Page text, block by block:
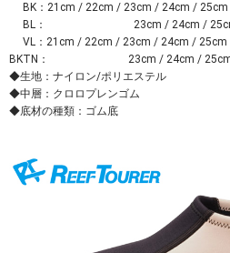
BK：21cm / 22cm / 23cm / 24cm /
BL： 23cm / 24cm / 25cm /
VL：21cm / 22cm / 23cm / 24cm / 25cm
BKTN： 23cm / 24cm / 25cm /
◆生地：ナイロン/ポリエステル
◆中層：クロロプレンゴム
◆底材の種類：ゴム底